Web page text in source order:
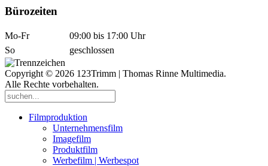
Bürozeiten
Mo-Fr
09:00 bis 17:00 Uhr
So
geschlossen
Copyright © 2026 123Trimm | Thomas Rinne Multimedia.
Alle Rechte vorbehalten.
Filmproduktion
Unternehmensfilm
Imagefilm
Produktfilm
Werbefilm | Werbespot